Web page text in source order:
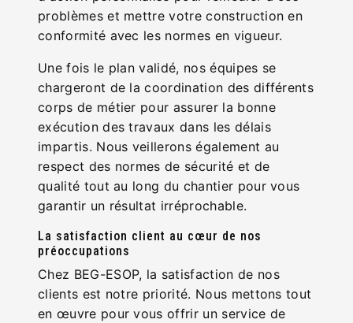
problèmes et mettre votre construction en
conformité avec les normes en vigueur.
Une fois le plan validé, nos équipes se
chargeront de la coordination des différents
corps de métier pour assurer la bonne
exécution des travaux dans les délais
impartis. Nous veillerons également au
respect des normes de sécurité et de
qualité tout au long du chantier pour vous
garantir un résultat irréprochable.
La satisfaction client au cœur de nos
préoccupations
Chez BEG-ESOP, la satisfaction de nos
clients est notre priorité. Nous mettons tout
en œuvre pour vous offrir un service de